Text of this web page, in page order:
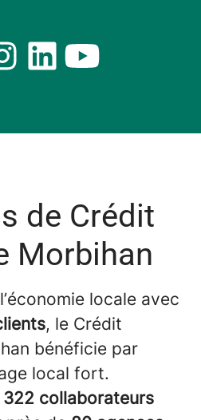
de Crédit
Morbihan
locale avec
, le Crédit
bénéficie par
local fort.
322 collaborateurs